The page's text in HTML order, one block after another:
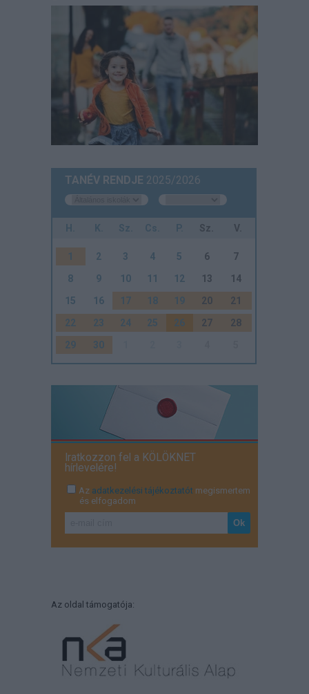
TANÉV RENDJE 2025/2026
H. K. Sz. Cs. P. Sz. V.
1 2 3 4 5 6
7
8
9 10 11 12 13
14
15
16 17 18 19 20
21
22
23 24 25 26 27
28
29
30
Iratkozzon fel a KÖLÖKNET
hírlevelére!
Az adatkezelési tájékoztatót megismertem
és elfogadom
Az oldal támogatója: